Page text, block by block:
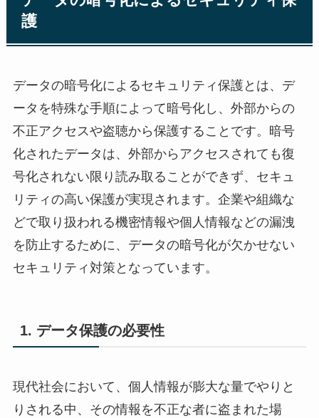
護
データの暗号化によるセキュリティ保護とは、デ
ータを特殊な手順によって暗号化し、外部からの
不正アクセスや盗聴から保護することです。暗号
化されたデータは、外部からアクセスされても復
号化されない限り読み取ることができず、セキュ
リティの高い保護が実現されます。企業や組織な
どで取り扱われる機密情報や個人情報などの漏洩
を防止するために、データの暗号化が欠かせない
セキュリティ対策となっています。
1. データ保護の必要性
現代社会において、個人情報が膨大な量でやりと
りされる中、その情報を不正な者に盗まれた場